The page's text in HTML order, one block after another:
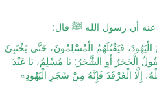
أن رسول الله ﷺ قال:
فَيَقْتُلَهُمُ الْمُسْلِمُونَ، حَتَّى يَخْتَبِئَ
الْحَجَرُ أَوِ الشَّجَرُ: يَا مُسْلِمُ، يَا عَبْدَ
إِلَّا الْغَرْقَدَ فَإِنَّهُ مِنْ شَجَرِ الْيَهُودِ»